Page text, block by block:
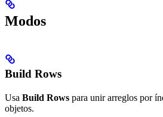
Modos
Build Rows
Usa Build Rows para unir arreglos por
objetos.